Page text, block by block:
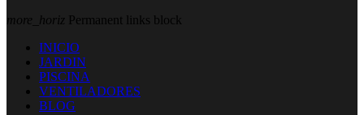
more_horiz Permanent links block
INICIO
JARDIN
PISCINA
VENTILADORES
BLOG